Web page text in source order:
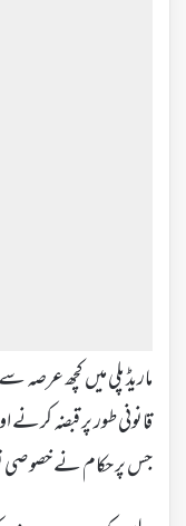
ماریڈ پلی میں کچھ
قانونی طور پر قبضہ
جس پر حکام نے